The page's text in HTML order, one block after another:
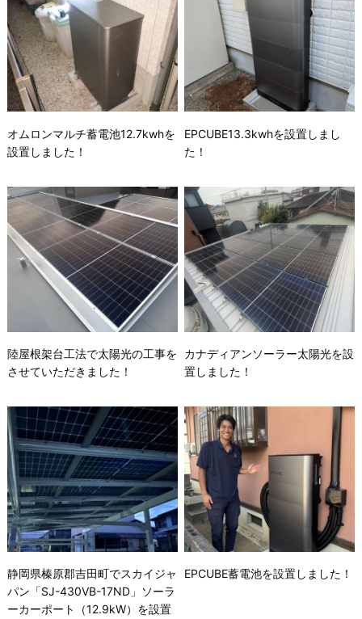
オムロンマルチ蓄電池12.7kwhを
設置しました！
EPCUBE13.3kwhを設置しまし
た！
陸屋根架台工法で太陽光の工事を
させていただきました！
カナディアンソーラー太陽光を設
置しました！
静岡県榛原郡吉田町でスカイジャ
パン「SJ-430VB-17ND」ソーラ
ーカーポート（12.9kW）を設置
EPCUBE蓄電池を設置しました！